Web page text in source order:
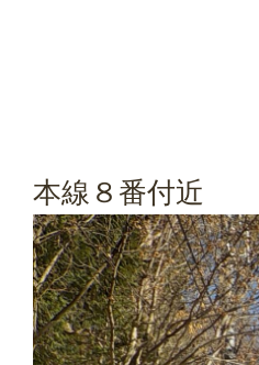
本線８番付近